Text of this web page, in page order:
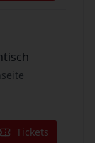
Tickets